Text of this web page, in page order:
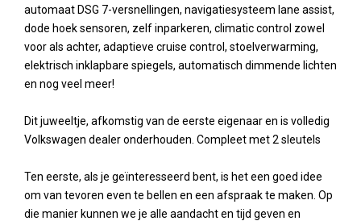
automaat DSG 7-versnellingen, navigatiesysteem lane assist,
dode hoek sensoren, zelf inparkeren, climatic control zowel
voor als achter, adaptieve cruise control, stoelverwarming,
elektrisch inklapbare spiegels, automatisch dimmende lichten
en nog veel meer!
Dit juweeltje, afkomstig van de eerste eigenaar en is volledig
Volkswagen dealer onderhouden. Compleet met 2 sleutels
Ten eerste, als je geïnteresseerd bent, is het een goed idee
om van tevoren even te bellen en een afspraak te maken. Op
die manier kunnen we je alle aandacht en tijd geven en